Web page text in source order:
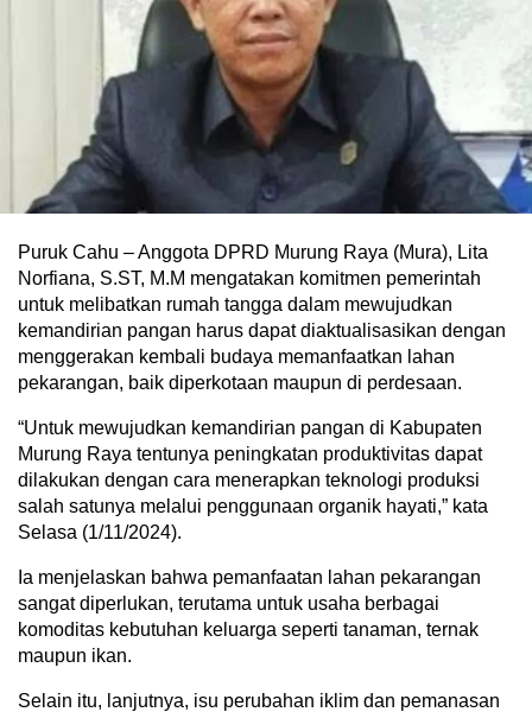
Puruk Cahu – Anggota DPRD Murung Raya (Mura), Lita
Norfiana, S.ST, M.M mengatakan komitmen pemerintah
untuk melibatkan rumah tangga dalam mewujudkan
kemandirian pangan harus dapat diaktualisasikan dengan
menggerakan kembali budaya memanfaatkan lahan
pekarangan, baik diperkotaan maupun di perdesaan.
“Untuk mewujudkan kemandirian pangan di Kabupaten
Murung Raya tentunya peningkatan produktivitas dapat
dilakukan dengan cara menerapkan teknologi produksi
salah satunya melalui penggunaan organik hayati,” kata
Selasa (1/11/2024).
Ia menjelaskan bahwa pemanfaatan lahan pekarangan
sangat diperlukan, terutama untuk usaha berbagai
komoditas kebutuhan keluarga seperti tanaman, ternak
maupun ikan.
Selain itu, lanjutnya, isu perubahan iklim dan pemanasan